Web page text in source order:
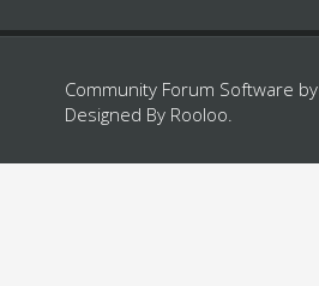
Community Forum Software by
Designed By Rooloo.